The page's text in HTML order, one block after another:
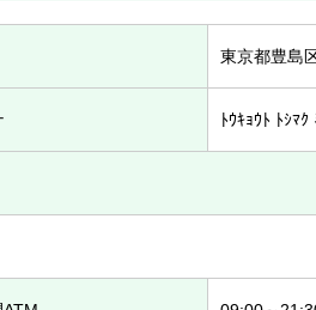
東京都豊島
ﾄｳｷｮｳﾄ ﾄｼﾏｸ